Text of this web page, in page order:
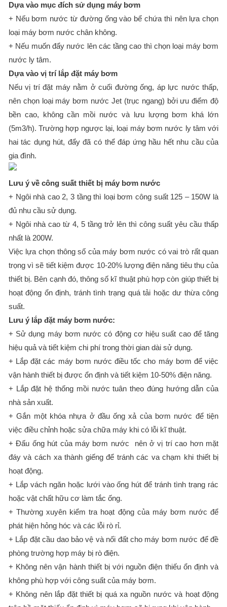
Dựa vào mục đích sử dụng máy bơm
+ Nếu bơm nước từ đường ống vào bể chứa thì nên lựa chọn
loại máy bơm nước chân không.
+ Nếu muốn đẩy nước lên các tầng cao thì chọn loại máy bơm
nước ly tâm.
Dựa vào vị trí lắp đặt máy bơm
Nếu vị trí đặt máy nằm ở cuối đường ống, áp lực nước thấp,
nên chọn loại máy bơm nước Jet (trục ngang) bởi ưu điểm độ
bền cao, không cần mồi nước và lưu lượng bơm khá lớn
(5m3/h). Trường hợp ngược lại, loại máy bơm nước ly tâm với
hai tác dụng hút, đẩy đã có thể đáp ứng hầu hết nhu cầu của
gia đình.
Lưu ý về công suất thiết bị máy bơm nước
+ Ngôi nhà cao 2, 3 tầng thì loại bơm công suất 125 – 150W là
đủ nhu cầu sử dụng.
+ Ngôi nhà cao từ 4, 5 tầng trở lên thì công suất yêu cầu thấp
nhất là 200W.
Việc lựa chọn thông số của máy bơm nước có vai trò rất quan
trọng vì sẽ tiết kiệm được 10-20% lượng điện năng tiêu thụ của
thiết bị. Bên cạnh đó, thông số kĩ thuật phù hợp còn giúp thiết bị
hoạt động ổn định, tránh tình trạng quá tải hoặc dư thừa công
suất.
Lưu ý lắp đặt máy bơm nước:
+ Sử dụng máy bơm nước có động cơ hiệu suất cao để tăng
hiệu quả và tiết kiệm chi phí trong thời gian dài sử dụng.
+ Lắp đặt các máy bơm nước điều tốc cho máy bơm để việc
vận hành thiết bị được ổn định và tiết kiệm 10-50% điện năng.
+ Lắp đặt hệ thống mồi nước tuân theo đúng hướng dẫn của
nhà sản xuất.
+ Gắn một khóa nhựa ở đầu ống xả của bơm nước để tiện
việc điều chỉnh hoặc sửa chữa máy khi có lỗi kĩ thuật.
+ Đấu ống hút của máy bơm nước nên ở vị trí cao hơn mặt
đáy và cách xa thành giếng để tránh các va chạm khi thiết bị
hoạt động.
+ Lắp vách ngăn hoặc lưới vào ống hút để tránh tình trạng rác
hoặc vật chất hữu cơ làm tắc ống.
+ Thường xuyên kiểm tra hoạt động của máy bơm nước để
phát hiện hỏng hóc và các lỗi rò rỉ.
+ Lắp đặt cầu dao bảo vệ và nối đất cho máy bơm nước để đề
phòng trường hợp máy bị rò điện.
+ Không nên vận hành thiết bị với nguồn điện thiếu ổn định và
không phù hợp với công suất của máy bơm.
+ Không nên lắp đặt thiết bị quá xa nguồn nước và hoạt động